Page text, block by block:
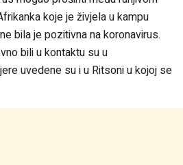
koje je živjela u kampu
bila je pozitivna na koronavirus.
bili u kontaktu su u
uvedene su i u Ritsoni u kojoj se